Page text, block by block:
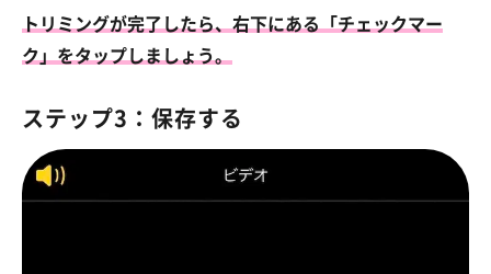
トリミングが完了したら、右下にある「チェックマー
ク」をタップしましょう。
ステップ3：保存する